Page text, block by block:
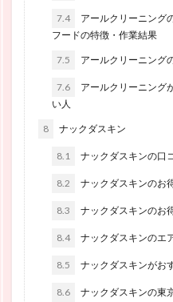
7.4
アールクリーニング
フードの特徴・作業結果
7.5 アールクリーニング
7.6
アールクリーニング
い人
8 ナックダスキン
8.1 ナックダスキンの口
8.2 ナックダスキンのお
8.3 ナックダスキンのお
8.4 ナックダスキンのエ
8.5 ナックダスキンがお
8.6 ナックダスキンの東